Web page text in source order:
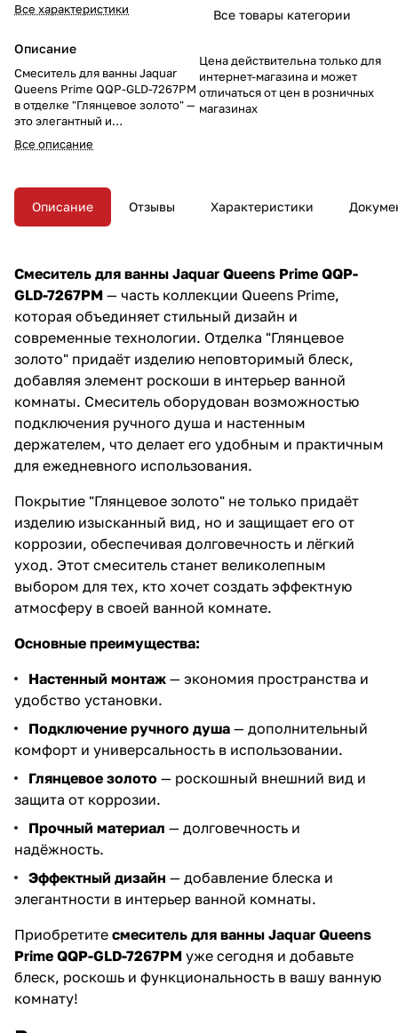
Все характеристики
Описание
Смеситель для ванны Jaquar
Queens Prime QQP-GLD-7267PM
в отделке "Глянцевое золото" —
это элегантный и
функциональный смеситель с
возможностью подключения
держателем. Закажите этот
настенный смеситель уже
сегодня и добавьте роскошь и
Все описание
Все товары категории
Цена действительна только для
интернет-магазина и может
отличаться от цен в розничных
магазинах
Описание Отзывы Характеристики
Смеситель для ванны Jaquar Queens Prime QQP-
GLD-7267PM — часть коллекции Queens Prime,
которая объединяет стильный дизайн и
современные технологии. Отделка "Глянцевое
золото" придаёт изделию неповторимый блеск,
добавляя элемент роскоши в интерьер ванной
комнаты. Смеситель оборудован возможностью
подключения ручного душа и настенным
держателем, что делает его удобным и практичным
для ежедневного использования.
Покрытие "Глянцевое золото" не только придаёт
изделию изысканный вид, но и защищает его от
коррозии, обеспечивая долговечность и лёгкий
уход. Этот смеситель станет великолепным
выбором для тех, кто хочет создать эффектную
атмосферу в своей ванной комнате.
Основные преимущества:
Настенный монтаж — экономия пространства и
удобство установки.
Подключение ручного душа — дополнительный
комфорт и универсальность в использовании.
Глянцевое золото — роскошный внешний вид и
защита от коррозии.
Прочный материал — долговечность и
надёжность.
Эффектный дизайн — добавление блеска и
элегантности в интерьер ванной комнаты.
Приобретите смеситель для ванны Jaquar Queens
Prime QQP-GLD-7267PM уже сегодня и добавьте
блеск, роскошь и функциональность в вашу ванную
комнату!